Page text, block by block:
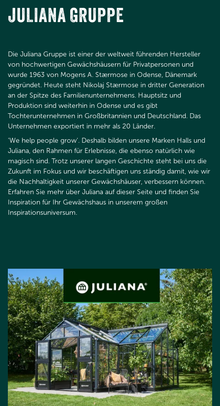
JULIANA GRUPPE
Die Juliana Gruppe ist einer der weltweit führenden Hersteller
von hochwertigen Gewächshäusern für Privatpersonen und
wurde 1963 von Mogens A. Stærmose in Odense, Dänemark
gegründet. Heute steht Nikolaj Stærmose in dritter Generation
an der Spitze des Familienunternehmens. Hauptsitz und
Produktion sind weiterhin in Odense und es gibt
Tochterunternehmen in Großbritannien und Deutschland. Das
Unternehmen exportiert in mehr als 20 Länder.​​​​​​​
‘We help people grow‘. Deshalb bilden unsere Marken Halls und
Juliana, den Rahmen für Erlebnisse, die ebenso natürlich wie
magisch sind. Trotz unserer langen Geschichte steht bei uns die
Zukunft im Fokus und wir beschäftigen uns ständig damit, wie wir
die Nachhaltigkeit unserer Gewächshäuser, verbessern können.
Erfahren Sie mehr über Juliana auf dieser Seite und finden Sie
Inspiration für Ihr Gewächshaus in unserem großen
Inspirationsuniversum.​​​​​​​